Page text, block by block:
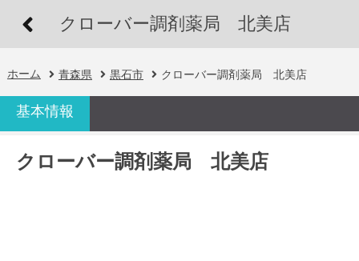
クローバー調剤薬局 北美店
ホーム 青森県 黒石市 クローバー調剤薬局 北美店
基本情報
クローバー調剤薬局 北美店